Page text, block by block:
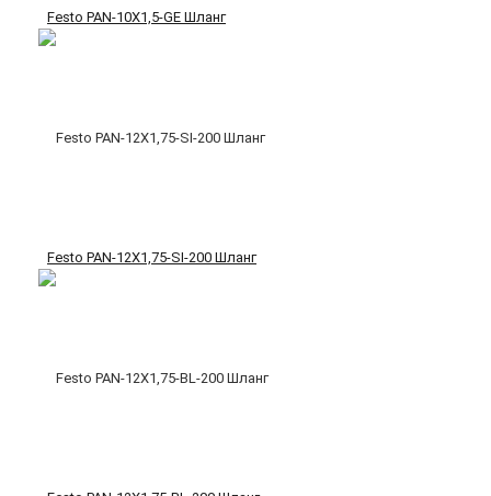
Festo PAN-10X1,5-GE Шланг
Festo PAN-12X1,75-SI-200 Шланг